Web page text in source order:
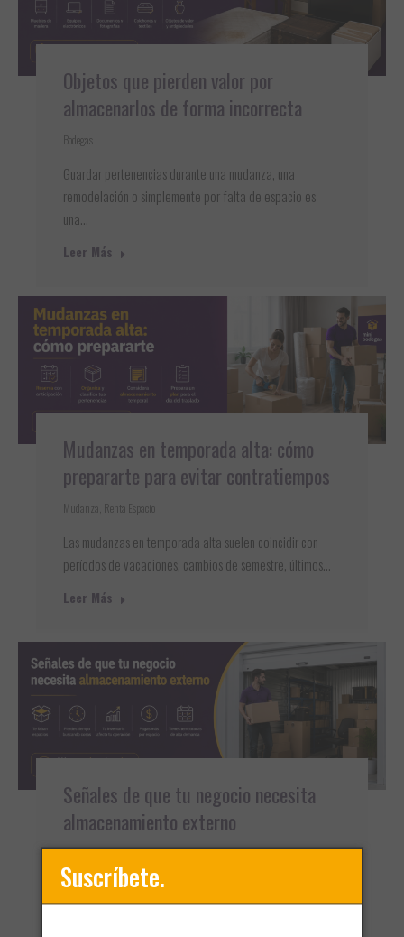
Objetos que pierden valor por
almacenarlos de forma incorrecta
Bodegas
Guardar pertenencias durante una mudanza, una
remodelación o simplemente por falta de espacio es
una…
Leer Más
Mudanzas en temporada alta: cómo
prepararte para evitar contratiempos
Mudanza Renta Espacio
Las mudanzas en temporada alta suelen coincidir con
períodos de vacaciones, cambios de semestre, últimos…
Leer Más
Señales de que tu negocio necesita
almacenamiento externo
Bodegas,Self-storage
El crecimiento de una empresa trae nuevas
oportunidades, pero también nuevos retos operativos.
Suscríbete.